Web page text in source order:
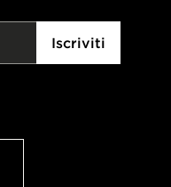
Iscriviti